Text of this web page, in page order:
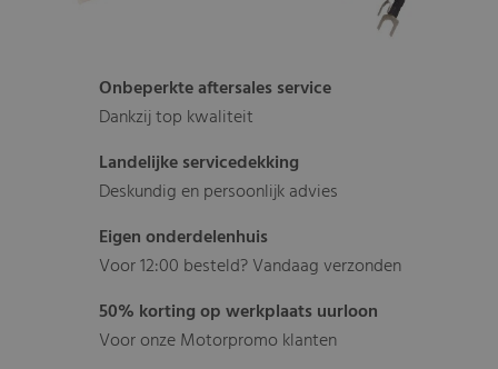
Onbeperkte aftersales service
Dankzij top kwaliteit
Landelijke servicedekking
Deskundig en persoonlijk advies
Eigen onderdelenhuis
Voor 12:00 besteld? Vandaag verzonden
50% korting op werkplaats uurloon
Voor onze Motorpromo klanten